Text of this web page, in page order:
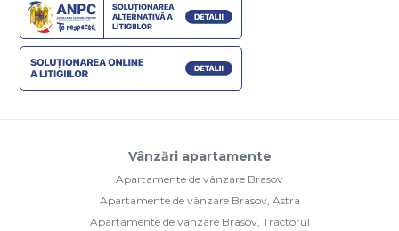
Vânzări apartamente
Apartamente de vânzare Brasov
Apartamente de vânzare Brasov, Astra
Apartamente de vânzare Brasov, Tractorul